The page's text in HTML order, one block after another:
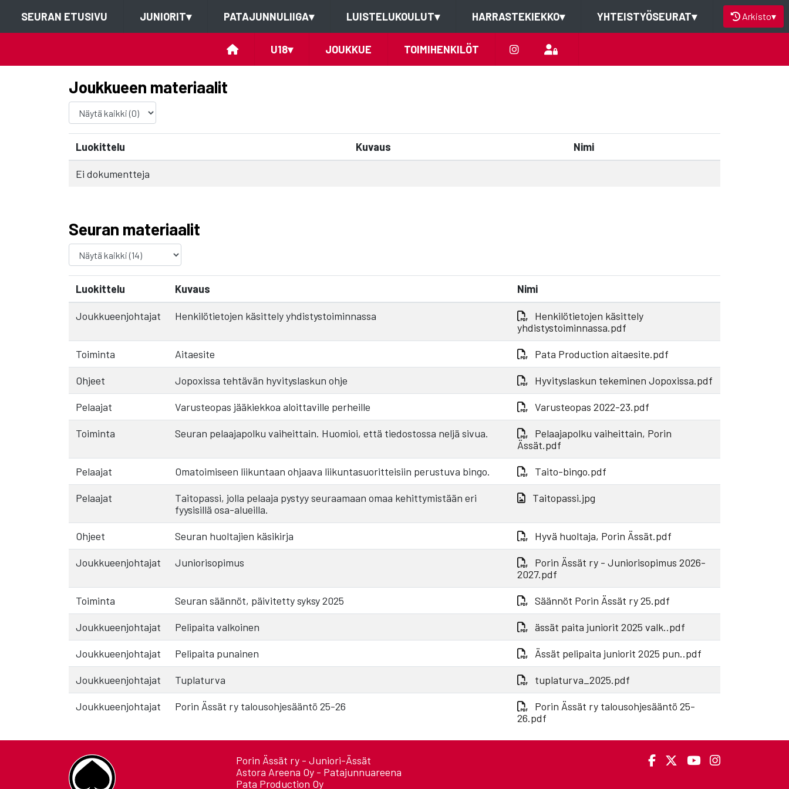
SEURAN ETUSIVU JUNIORIT▾ PATAJUNNULIIGA▾ LUISTELUKOULUT▾ HARRASTEKIEKKO▾ YHTEISTYÖSEURAT▾ Arkisto▾
U18▾ JOUKKUE TOIMIHENKILÖT
Joukkueen materiaalit
Luokittelu Kuvaus Nimi
Ei dokumentteja
Seuran materiaalit
Luokittelu Kuvaus Nimi
Joukkueenjohtajat Henkilötietojen käsittely yhdistystoiminnassa
Henkilötietojen käsittely
yhdistystoiminnassa.pdf
Toiminta Aitaesite Pata Production aitaesite.pdf
Ohjeet Jopoxissa tehtävän hyvityslaskun ohje Hyvityslaskun tekeminen Jopoxissa.pdf
Pelaajat Varusteopas jääkiekkoa aloittaville perheille Varusteopas 2022-23.pdf
Toiminta Seuran pelaajapolku vaiheittain. Huomioi, että tiedostossa neljä sivua.
Pelaajapolku vaiheittain, Porin
Ässät.pdf
Pelaajat Omatoimiseen liikuntaan ohjaava liikuntasuoritteisiin perustuva bingo. Taito-bingo.pdf
Pelaajat
Taitopassi, jolla pelaaja pystyy seuraamaan omaa kehittymistään eri
fyysisillä osa-alueilla.
Taitopassi.jpg
Ohjeet Seuran huoltajien käsikirja Hyvä huoltaja, Porin Ässät.pdf
Joukkueenjohtajat Juniorisopimus
Porin Ässät ry - Juniorisopimus 2026-
2027.pdf
Toiminta Seuran säännöt, päivitetty syksy 2025 Säännöt Porin Ässät ry 25.pdf
Joukkueenjohtajat Pelipaita valkoinen ässät paita juniorit 2025 valk..pdf
Joukkueenjohtajat Pelipaita punainen Ässät pelipaita juniorit 2025 pun..pdf
Joukkueenjohtajat Tuplaturva tuplaturva_2025.pdf
Joukkueenjohtajat Porin Ässät ry talousohjesääntö 25-26
Porin Ässät ry talousohjesääntö 25-
26.pdf
Porin Ässät ry - Juniori-Ässät
Astora Areena Oy - Patajunnuareena
Pata Production Oy